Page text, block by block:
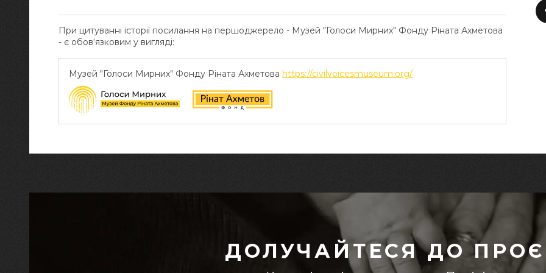
При цитуванні історії посилання на першоджерело - Музей "Голоси Мирних" Фонду Ріната Ахметова
- є обов‘язковим у вигляді:
Музей "Голоси Мирних" Фонду Ріната Ахметова https://civilvoicesmuseum.org/
ДОЛУЧАЙТЕСЯ ДО